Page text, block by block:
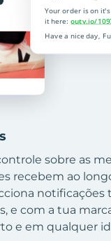
sobre as
recebem ao
e com a tua
e em qualquer